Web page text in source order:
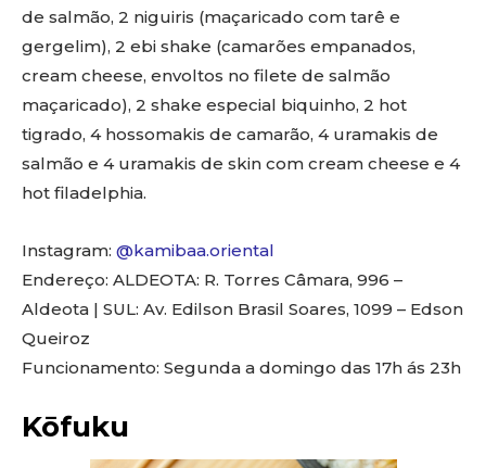
de salmão, 2 niguiris (maçaricado com tarê e
gergelim), 2 ebi shake (camarões empanados,
cream cheese, envoltos no filete de salmão
maçaricado), 2 shake especial biquinho, 2 hot
tigrado, 4 hossomakis de camarão, 4 uramakis de
salmão e 4 uramakis de skin com cream cheese e 4
hot filadelphia.
Instagram: @kamibaa.oriental
Endereço: ALDEOTA: R. Torres Câmara, 996 –
Aldeota | SUL: Av. Edilson Brasil Soares, 1099 – Edson
Queiroz
Funcionamento: Segunda a domingo das 17h ás 23h
Kōfuku